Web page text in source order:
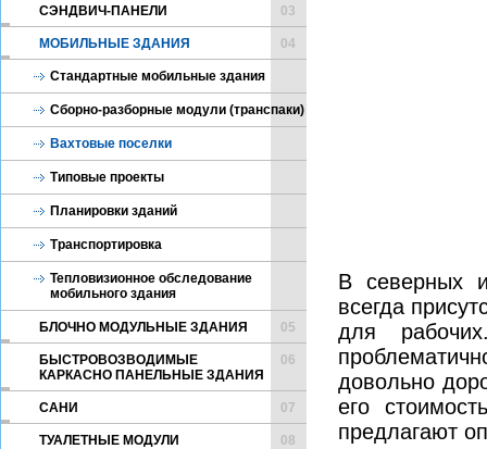
В северных
всегда
для
довольно
его
предлагают
03
CЭНДВИЧ-ПАНЕЛИ
04
МОБИЛЬНЫЕ ЗДАНИЯ
Стандартные мобильные здания
Сборно-разборные модули (транспаки)
Вахтовые поселки
Типовые проекты
Планировки зданий
Транспортировка
Тепловизионное обследование
мобильного здания
05
БЛОЧНО МОДУЛЬНЫЕ ЗДАНИЯ
06
БЫСТРОВОЗВОДИМЫЕ
КАРКАСНО ПАНЕЛЬНЫЕ ЗДАНИЯ
07
САНИ
08
ТУАЛЕТНЫЕ МОДУЛИ